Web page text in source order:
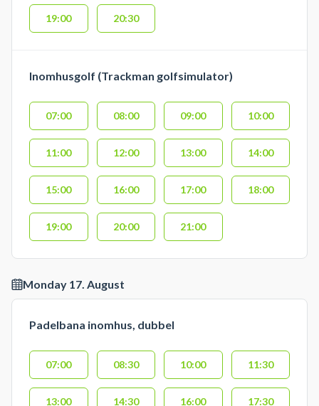
19:00 20:30
Inomhusgolf (Trackman golfsimulator)
07:00 08:00 09:00 10:00
11:00 12:00 13:00 14:00
15:00 16:00 17:00 18:00
19:00 20:00 21:00
Monday 17. August
Padelbana inomhus, dubbel
07:00 08:30 10:00 11:30
13:00 14:30 16:00 17:30